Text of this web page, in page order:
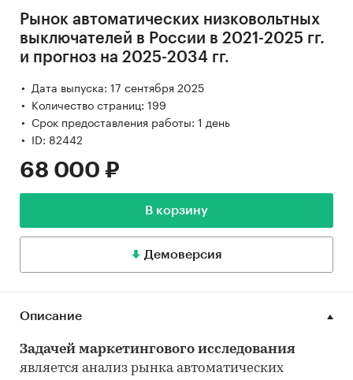
Рынок автоматических низковольтных
выключателей в России в 2021-2025 гг.
и прогноз на 2025-2034 гг.
Дата выпуска: 17 сентября 2025
Количество страниц: 199
Срок предоставления работы: 1 день
ID: 82442
68 000 ₽
В корзину
Демоверсия
Описание
Задачей маркетингового исследования
является анализ рынка автоматических